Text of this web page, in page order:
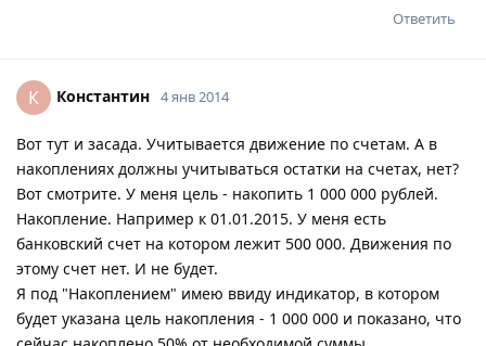
Ответить
К Константин 4 янв 2014
Вот тут и засада. Учитывается движение по счетам. А в
накоплениях должны учитываться остатки на счетах, нет?
Вот смотрите. У меня цель - накопить 1 000 000 рублей.
Накопление. Например к 01.01.2015. У меня есть
банковский счет на котором лежит 500 000. Движения по
этому счет нет. И не будет.
Я под "Накоплением" имею ввиду индикатор, в котором
будет указана цель накопления - 1 000 000 и показано, что